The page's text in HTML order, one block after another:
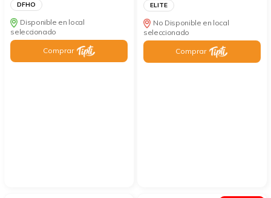
DFHO
Disponible en local
seleccionado
Comprar
ELITE
No Disponible en local
seleccionado
Comprar